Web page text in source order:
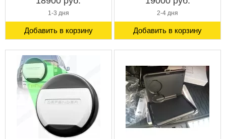
1-3 дня
Добавить в корзину
2-4 дня
Добавить в корзину